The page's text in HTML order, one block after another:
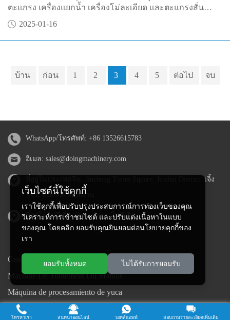
ตะแกรง เครื่องแยกน้ำ เครื่องโม่ละเอียด และตะแกรงสั่น
สะเทือนสำหรับโครงการแปรรูปแป้งมันสำปะหลังในคองโก
2025-01-16
บ้าน ก่อน 1 2 3 4 5 ต่อไป จบ
WhatsApp/โทรศัพท์: +86 13526615783
อีเมล: sales@doingmachinery.com
ที่อยู่ในประเทศจีน: Jincheng Times Square, Jinshui District, เจิ้ง
โจว, มณฑลเหอหนาน
ที่อยู่ในไนจีเรีย: Ogun State, ไนจีเรีย
Cassava Processing Machine
Machine De Traitement Du Manioc
Máquina de procesamiento de yuca
Máy chế biến sắn
เว็บไซต์นี้ใช้คุกกี้
เราใช้คุกกี้เพื่อปรับปรุงประสบการณ์การท่องเว็บของคุณ
วิเคราะห์การเข้าชมไซต์ และปรับแต่งเนื้อหาในแบบ
ของคุณ โดยคลิก ยอมรับคุณยินยอมต่อนโยบายคุกกี้ของ
เรา
ยอมรับทั้งหมด ไม่ได้รับการยอมรับ
โทรหาเรา สนทนาออนไลน์ วอทส์แอพพ์ สอบถามรายละเอียดเพิ่มเติม